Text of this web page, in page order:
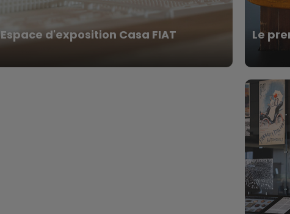
Espace d'exposition Casa FIAT
Le